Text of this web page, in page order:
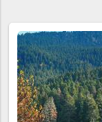
ORANGE
9528,00 TL
CLUB HOTEL